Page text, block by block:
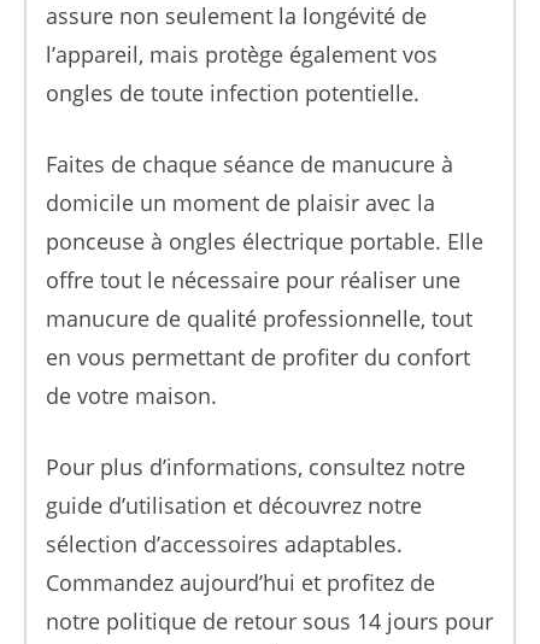
assure non seulement la longévité de
l’appareil, mais protège également vos
ongles de toute infection potentielle.
Faites de chaque séance de manucure à
domicile un moment de plaisir avec la
ponceuse à ongles électrique portable. Elle
offre tout le nécessaire pour réaliser une
manucure de qualité professionnelle, tout
en vous permettant de profiter du confort
de votre maison.
Pour plus d’informations, consultez notre
guide d’utilisation et découvrez notre
sélection d’accessoires adaptables.
Commandez aujourd’hui et profitez de
notre politique de retour sous 14 jours pour